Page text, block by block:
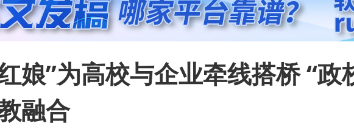
娘”为高校与企业牵线搭桥 “政
融合